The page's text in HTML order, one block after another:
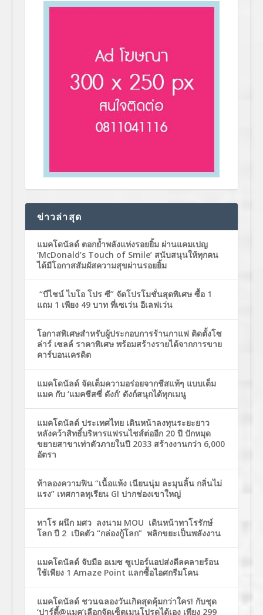
ข่าวล่าสุด
แมคโดนัลด์ ตอกย้ำพลังแห่งรอยยิ้ม ผ่านแคมเปญ
‘McDonald’s Touch of Smile’ สนับสนุนให้ทุกคน
ได้มีโอกาสสัมผัสความสุขผ่านรอยยิ้ม
“บีไชน์ ไบโอ โปร ซี” จัดโปรโมชั่นสุดพิเศษ ซื้อ 1
แถม 1 เพียง 49 บาท ที่เซเว่น อีเลฟเว่น
โอกาสพิเศษสำหรับผู้ประกอบการร้านกาแฟ ติดตั้งโซ
ล่าร์ เซลล์ ราคาพิเศษ พร้อมสร้างรายได้จากการขาย
คาร์บอนเครดิต
แมคโดนัลด์ จัดเต็มความอร่อยจากชีสแท้ๆ แบบเต็ม
แมค กับ ‘แมคชีสซี่ ดังก์’ ดังก์สนุกได้ทุกเมนู
แมคโดนัลด์ ประเทศไทย เดินหน้าลงทุนระยะยาว
หลังคว้าสิทธิ์บริหารแฟรนไชส์ต่ออีก 20 ปี ปักหมุด
ขยายสาขาเท่าตัวภายในปี 2033 สร้างงานกว่า 6,000
อัตรา
ท้าลองความฟิน “เนื้อแห้ง เนียนนุ่ม ละมุนลิ้น กลิ่นไม่
แรง” เทศกาลทุเรียน GI ปากช่องเขาใหญ่
ทาโร ผนึก มศว ลงนาม MOU เดินหน้าทาโรรักษ์
โลก ปี 2 เปิดตัว “กล่องกู้โลก” พลิกขยะเป็นพลังงาน
แมคโดนัลด์ จับมือ อเมซ ซูเปอร์แอปส่งดีลคลายร้อน
ใช้เพียง 1 Amaze Point แลกซื้อไอศกรีมโคน
แมคโดนัลด์ ชวนฉลองวันเกิดสุดคุ้มกว่าใคร! กับชุด
‘ปาร์ตี้@แมค’เลือกจัดเซ็ตเมนูโปรดได้เอง เพียง 299